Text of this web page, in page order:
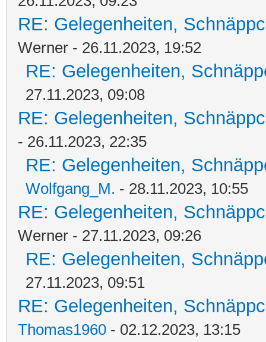
RE: Gelegenheiten,
Werner - 26.11.2023, 19:52
RE: Gelegenheiten,
27.11.2023, 09:08
RE: Gelegenheiten,
- 26.11.2023, 22:35
RE: Gelegenheiten,
Wolfgang_M. - 28.11.2023, 10:55
RE: Gelegenheiten,
Werner - 27.11.2023, 09:26
RE: Gelegenheiten,
27.11.2023, 09:51
RE: Gelegenheiten,
Thomas1960 - 02.12.2023, 13:15